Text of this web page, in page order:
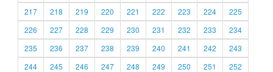
217
218 219 220 221 222 223 224
225
226
227 228 229 230 231 232 233
234
235
236 237 238 239 240 241 242
243
244
245 246 247 248 249 250 251
252